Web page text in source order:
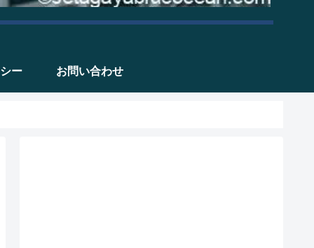
ー お問い合わせ